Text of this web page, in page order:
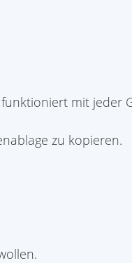
mit jeder
zu kopieren.